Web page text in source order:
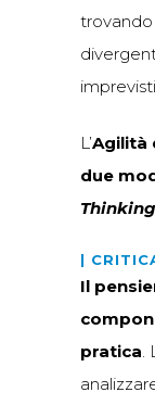
trovando
L’Agilità
due
Thinking
|
Il
pratica.